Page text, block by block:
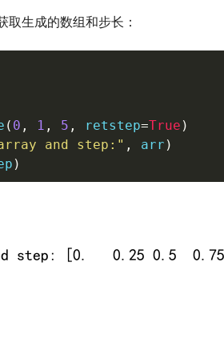
取生成的数组和步长：
( 0 , 1 , 5 , retstep=True )
array and step:" , arr )
)